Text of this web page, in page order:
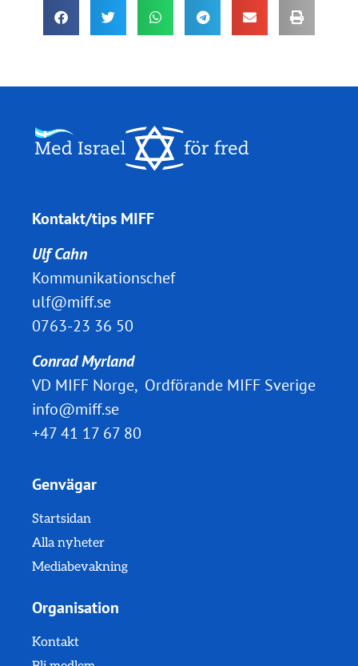
Kontakt/tips MIFF
Ulf Cahn
Kommunikationschef
ulf@miff.se
0763-23 36 50
Conrad Myrland
VD MIFF Norge, Ordförande MIFF Sverige
info@miff.se
+47 41 17 67 80
Genvägar
Startsidan
Alla nyheter
Mediabevakning
Organisation
Kontakt